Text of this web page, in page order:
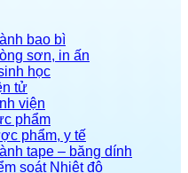
bao bì
sơn, in ấn
học
tử
viện
phẩm
phẩm, y tế
tape – băng dính
soát Nhiệt độ